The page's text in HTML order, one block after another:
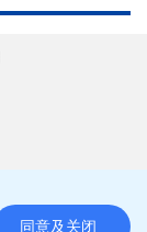
同意及关闭